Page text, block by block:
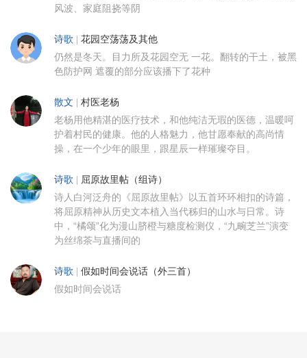
风波、家庭阻挠等阴
诗歌 花园空荡荡及其他
仍然是冬天。目力所及花园空无 一花。翻转的干土，被黑
色防护网 遮覆的部分应该播下了花种
散文 村医老杨
老杨用他精湛的医疗技术，和他纯洁无瑕的医德，温暖呵
护着村民的健康。他的人格魅力，他甘愿奉献的高尚情
操，在一个少年的眼里，跟星辰一样璀璨夺目。
诗歌 屈原故里帖（组诗）
诗人白河泛舟的《屈原故里帖》以五首环环相扣的诗篇，
将屈原精神从历史文本植入当代秭归的山水与日常。诗
中，“橘颂”化为漫山脐橙与糖度检测仪，“九畹芝兰”演变
为丝绵茶与直播间的
诗歌 假如时间会说话（外三首）
假如时间会说话